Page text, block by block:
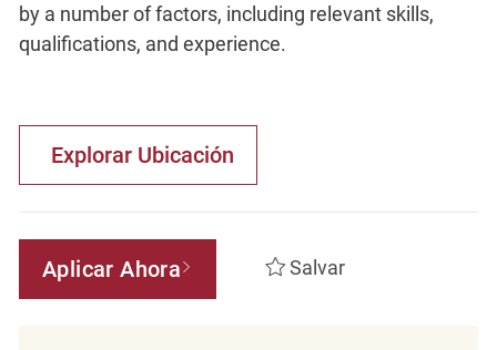
by a number of factors, including relevant skills,
qualifications, and experience.
Explorar Ubicación
Aplicar Ahora Salvar